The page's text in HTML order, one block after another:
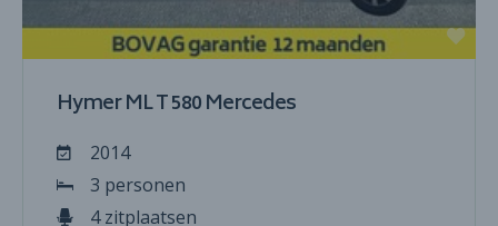
Hymer ML T 580 Mercedes
2014
3 personen
4 zitplaatsen